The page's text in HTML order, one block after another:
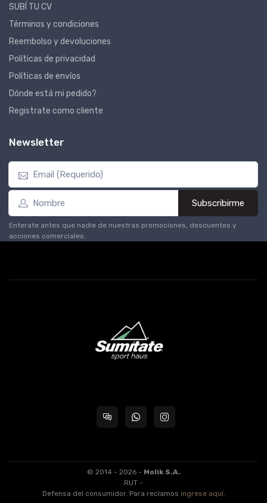
SUBÍ TU CV
Términos y condiciones
Reembolso y devoluciones
Políticas de privacidad
Políticas de envíos
Dónde está mi pedido?
Registrate como cliente
Newsletter
Subscribirme
Enterate antes que nadie de nuestras promociones, descuentos y
acciones comerciales.
© 2014 - 2026 - Molik S.A.
RUT -
Defensa del consumidor. Para reclamos ingrese aquí.